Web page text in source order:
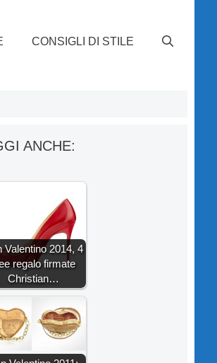
CONSIGLI DI STILE
ANCHE:
Valentino 2014, 4
regalo firmate
Christian…